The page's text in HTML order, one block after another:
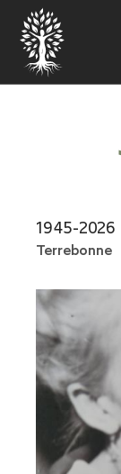
1945-2026
Terrebonne